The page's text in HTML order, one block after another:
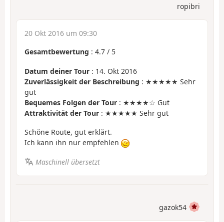
ropibri
20 Okt 2016 um 09:30
Gesamtbewertung : 4.7 / 5
Datum deiner Tour : 14. Okt 2016
Zuverlässigkeit der Beschreibung : ★★★★★ Sehr
gut
Bequemes Folgen der Tour : ★★★★☆ Gut
Attraktivität der Tour : ★★★★★ Sehr gut
Schöne Route, gut erklärt.
Ich kann ihn nur empfehlen
Maschinell übersetzt
gazok54